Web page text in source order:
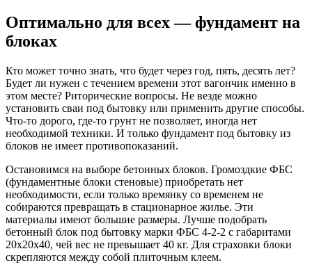
Оптимально для всех — фундамент на
блоках
Кто может точно знать, что будет через год, пять, десять лет?
Будет ли нужен с течением времени этот вагончик именно в
этом месте? Риторические вопросы. Не везде можно
установить сваи под бытовку или применить другие способы.
Что-то дорого, где-то грунт не позволяет, иногда нет
необходимой техники. И только фундамент под бытовку из
блоков не имеет противопоказаний.
Остановимся на выборе бетонных блоков. Громоздкие ФБС
(фундаментные блоки стеновые) приобретать нет
необходимости, если только времянку со временем не
собираются превращать в стационарное жилье. Эти
материалы имеют большие размеры. Лучше подобрать
бетонный блок под бытовку марки ФБС 4-2-2 с габаритами
20х20х40, чей вес не превышает 40 кг. Для страховки блоки
скрепляются между собой плиточным клеем.